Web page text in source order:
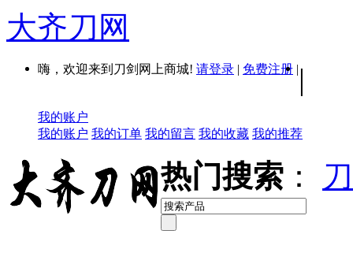
大齐刀网
嗨，欢迎来到刀剑网上商城! 请登录 | 免费注册 | |
我的账户
我的账户 我的订单 我的留言 我的收藏 我的推荐
热门搜索 ：